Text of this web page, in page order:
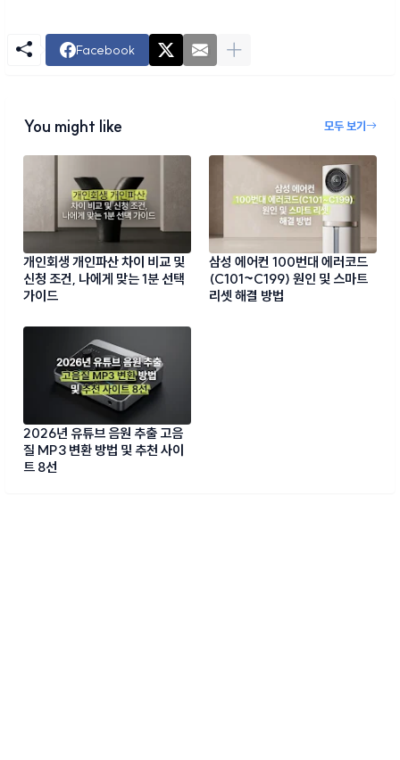
Facebook
You might like 모두 보기
개인회생 개인파산 차이 비교 및
신청 조건, 나에게 맞는 1분 선택
가이드
삼성 에어컨 100번대 에러코드
(C101~C199) 원인 및 스마트
리셋 해결 방법
2026년 유튜브 음원 추출 고음
질 MP3 변환 방법 및 추천 사이
트 8선